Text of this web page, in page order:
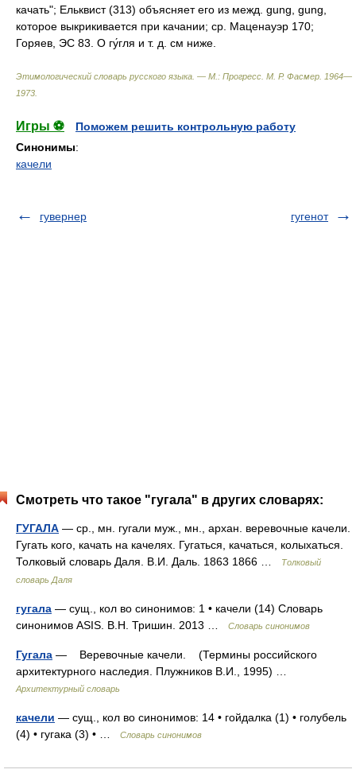
качать"; Ельквист (313) объясняет его из межд. gung, gung,
которое выкрикивается при качании; ср. Маценауэр 170;
Горяев, ЭС 83. О гу́гля и т. д. см ниже.
Этимологический словарь русского языка. — М.: Прогресс М. Р. Фасмер 1964—
1973
Игры ⚽
Поможем решить контрольную работу
Синонимы:
качели
гувернер гугенот
Смотреть что такое "гугала" в других словарях:
ГУГАЛА — ср., мн. гугали муж., мн., архан. веревочные качели.
Гугать кого, качать на качелях. Гугаться, качаться, колыхаться.
Толковый словарь Даля. В.И. Даль. 1863 1866 …
Толковый
словарь Даля
гугала — сущ., кол во синонимов: 1 • качели (14) Словарь
синонимов ASIS. В.Н. Тришин. 2013 …
Словарь синонимов
Гугала — Веревочные качели. (Термины российского
архитектурного наследия. Плужников В.И., 1995) …
Архитектурный словарь
качели — сущ., кол во синонимов: 14 • гойдалка (1) • голубель
(4) • гугака (3) • …
Словарь синонимов